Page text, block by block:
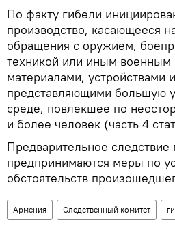
По факту гибели
производство, касающееся
обращения с оружием,
техникой или иным военным
материалами, устройствами
представляющими большую
среде, повлекшее по
и более человек (часть 4
Предварительное следствие
предпринимаются меры по
обстоятельств
Армения Следственный комитет